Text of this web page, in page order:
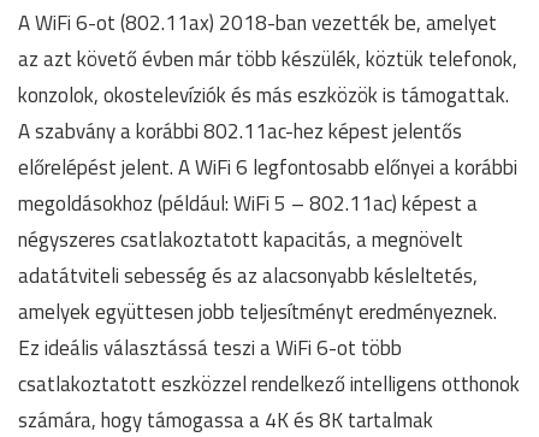
A WiFi 6-ot (802.11ax) 2018-ban vezették be, amelyet
az azt követő évben már több készülék, köztük telefonok,
konzolok, okostelevíziók és más eszközök is támogattak.
A szabvány a korábbi 802.11ac-hez képest jelentős
előrelépést jelent. A WiFi 6 legfontosabb előnyei a korábbi
megoldásokhoz (például: WiFi 5 – 802.11ac) képest a
négyszeres csatlakoztatott kapacitás, a megnövelt
adatátviteli sebesség és az alacsonyabb késleltetés,
amelyek együttesen jobb teljesítményt eredményeznek.
Ez ideális választássá teszi a WiFi 6-ot több
csatlakoztatott eszközzel rendelkező intelligens otthonok
számára, hogy támogassa a 4K és 8K tartalmak